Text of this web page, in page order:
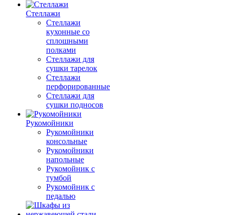
Стеллажи
Стеллажи
кухонные со
сплошными
полками
Стеллажи для
сушки тарелок
Стеллажи
перфорированные
Стеллажи для
сушки подносов
Рукомойники
Рукомойники
консольные
Рукомойники
напольные
Рукомойник с
тумбой
Рукомойник с
педалью